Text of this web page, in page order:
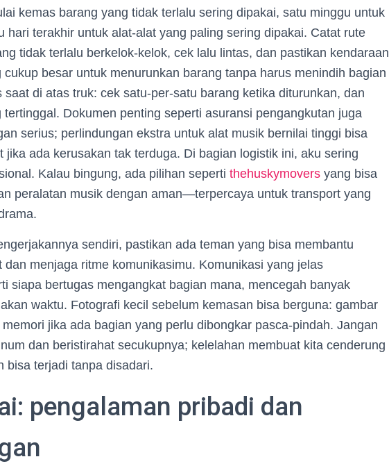
kemas barang yang tidak terlalu sering dipakai, satu minggu untuk
hari terakhir untuk alat-alat yang paling sering dipakai. Catat rute
tidak terlalu berkelok-kelok, cek lalu lintas, dan pastikan kendaraan
besar untuk menurunkan barang tanpa harus menindih bagian
di atas truk: cek satu-per-satu barang ketika diturunkan, dan
Dokumen penting seperti asuransi pengangkutan juga
serius; perlindungan ekstra untuk alat musik bernilai tinggi bisa
jika ada kerusakan tak terduga. Di bagian logistik ini, aku sering
Kalau bingung, ada pilihan seperti thehuskymovers yang bisa
peralatan musik dengan aman—terpercaya untuk transport yang
sendiri, pastikan ada teman yang bisa membantu
dan menjaga ritme komunikasimu. Komunikasi yang jelas
siapa bertugas mengangkat bagian mana, mencegah banyak
waktu. Fotografi kecil sebelum kemasan bisa berguna: gambar
jika ada bagian yang perlu dibongkar pasca-pindah. Jangan
dan beristirahat secukupnya; kelelahan membuat kita cenderung
bisa terjadi tanpa disadari.
pengalaman pribadi dan